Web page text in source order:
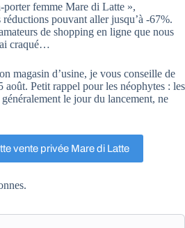
porter femme Mare di Latte »,
pouvant aller jusqu’à -67%.
de shopping en ligne que nous
craqué…
magasin d’usine, je vous conseille de
Petit rappel pour les néophytes : les
le jour du lancement, ne
vente privée Mare di Latte